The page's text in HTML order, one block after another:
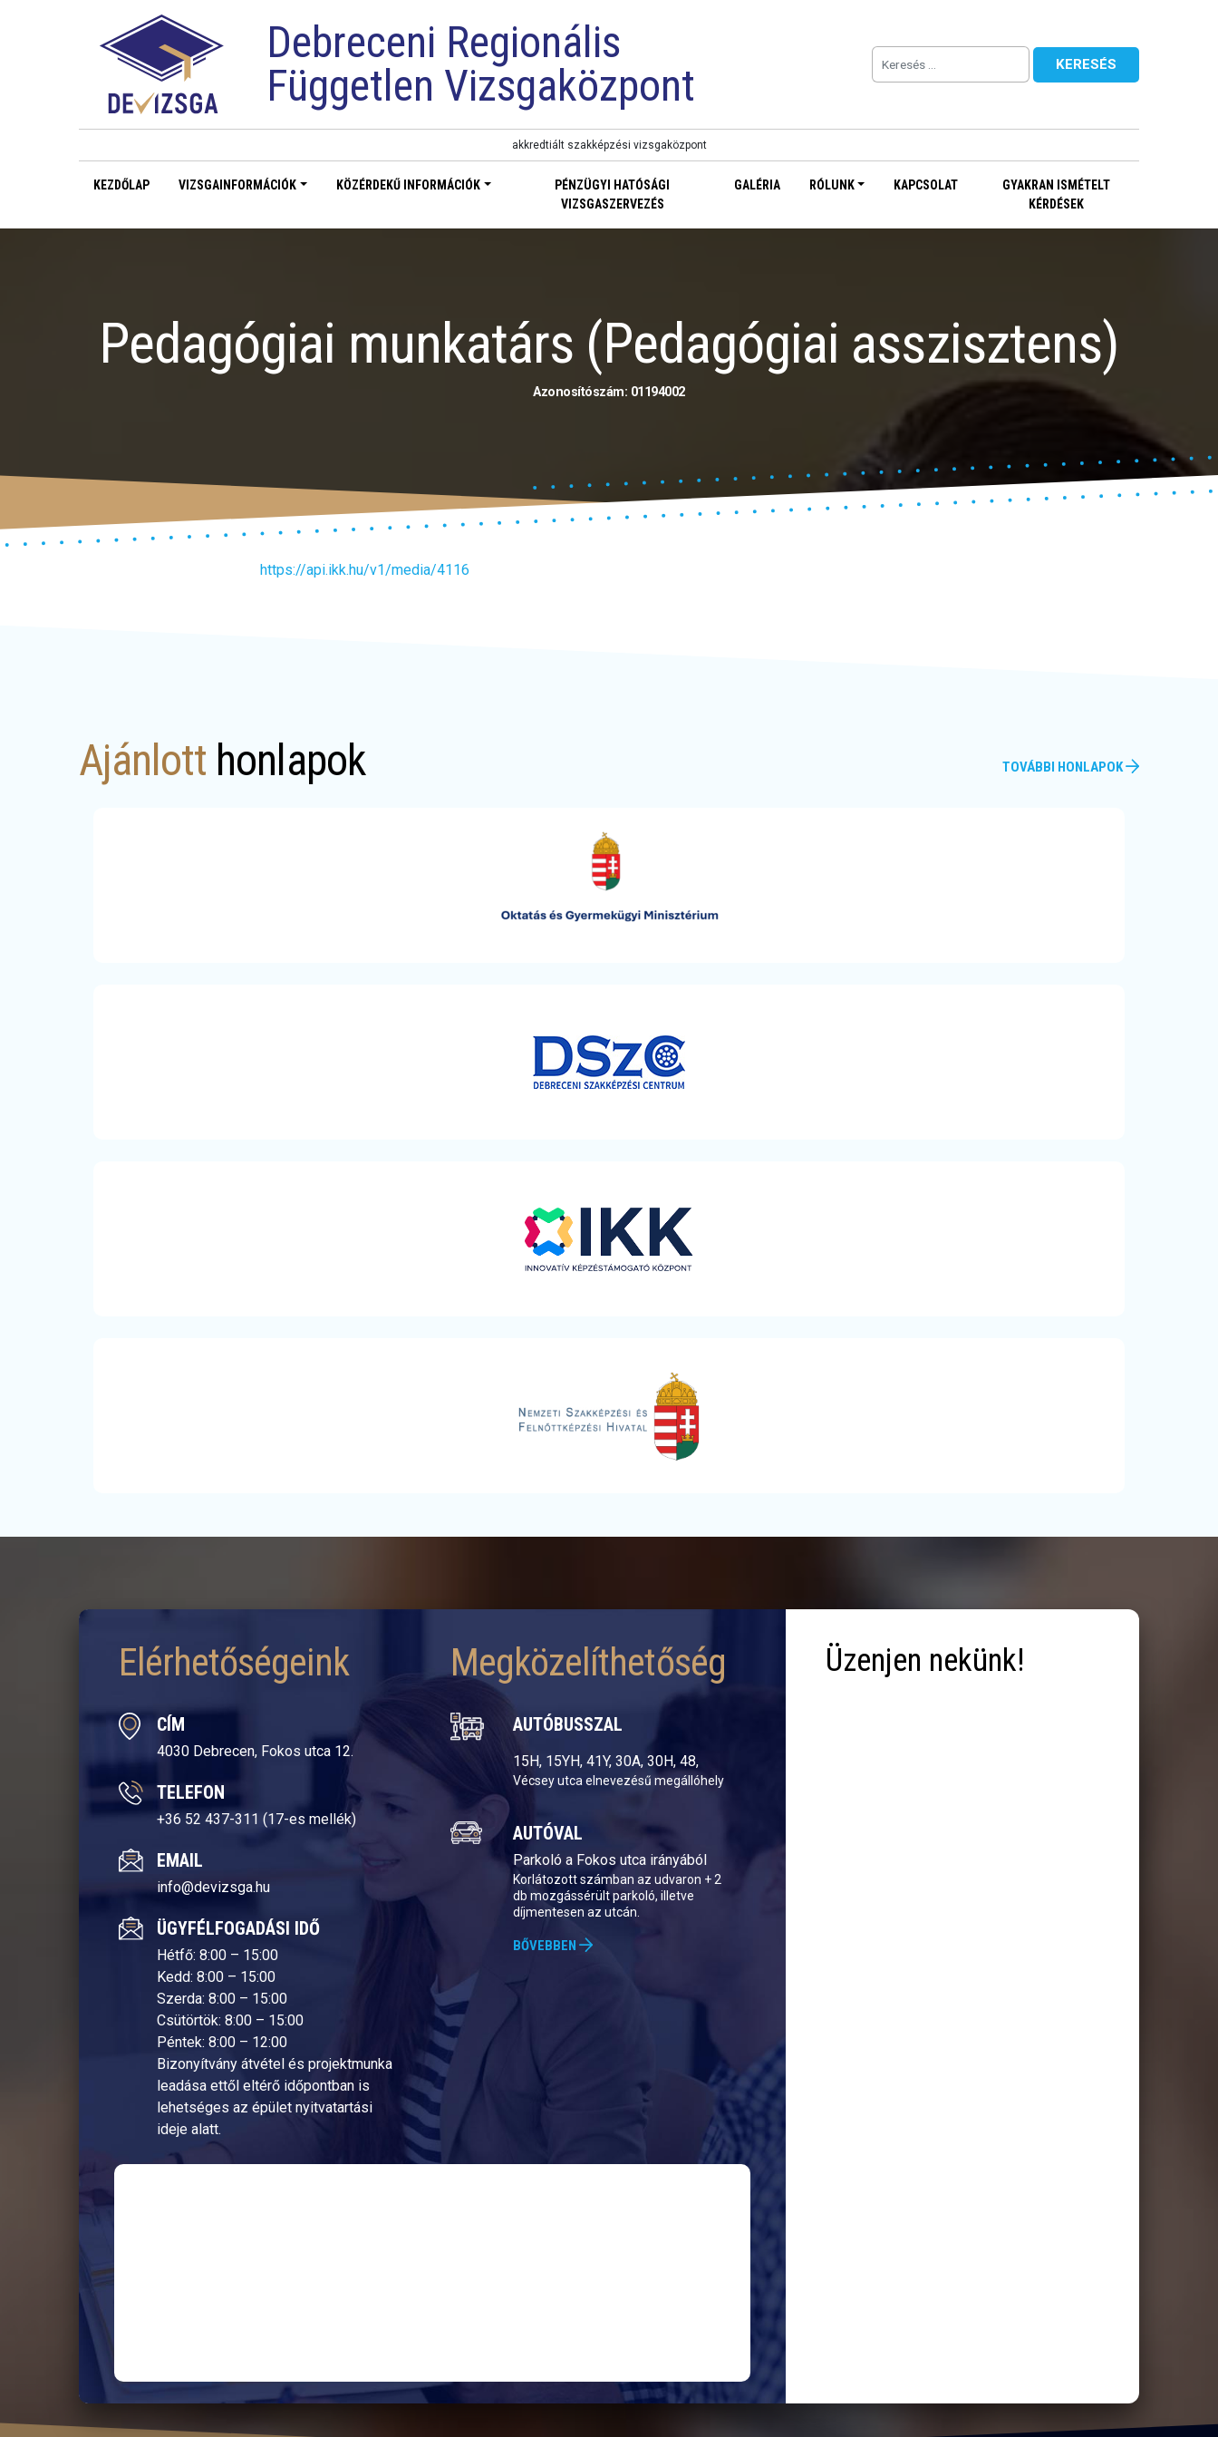
Debreceni Regionális
Független Vizsgaközpont
akkredtiált szakképzési vizsgaközpont
KEZDŐLAP VIZSGAINFORMÁCIÓK KÖZÉRDEKŰ INFORMÁCIÓK
PÉNZÜGYI HATÓSÁGI
VIZSGASZERVEZÉS
GALÉRIA RÓLUNK KAPCSOLAT
GYAKRAN ISMÉTELT
KÉRDÉSEK
Pedagógiai munkatárs (Pedagógiai asszisztens)
Azonosítószám: 01194002
https://api.ikk.hu/v1/media/4116
Ajánlott honlapok TOVÁBBI HONLAPOK
Elérhetőségeink
CÍM
4030 Debrecen, Fokos utca 12.
TELEFON
+36 52 437-311 (17-es mellék)
EMAIL
info@devizsga.hu
ÜGYFÉLFOGADÁSI IDŐ
Hétfő: 8:00 – 15:00
Kedd: 8:00 – 15:00
Szerda: 8:00 – 15:00
Csütörtök: 8:00 – 15:00
Péntek: 8:00 – 12:00
Bizonyítvány átvétel és projektmunka
leadása ettől eltérő időpontban is
lehetséges az épület nyitvatartási
ideje alatt.
Megközelíthetőség
AUTÓBUSSZAL
15H, 15YH, 41Y, 30A, 30H, 48,
Vécsey utca elnevezésű megállóhely
AUTÓVAL
Parkoló a Fokos utca irányából
Korlátozott számban az udvaron + 2
db mozgássérült parkoló, illetve
díjmentesen az utcán.
BŐVEBBEN
Üzenjen nekünk!